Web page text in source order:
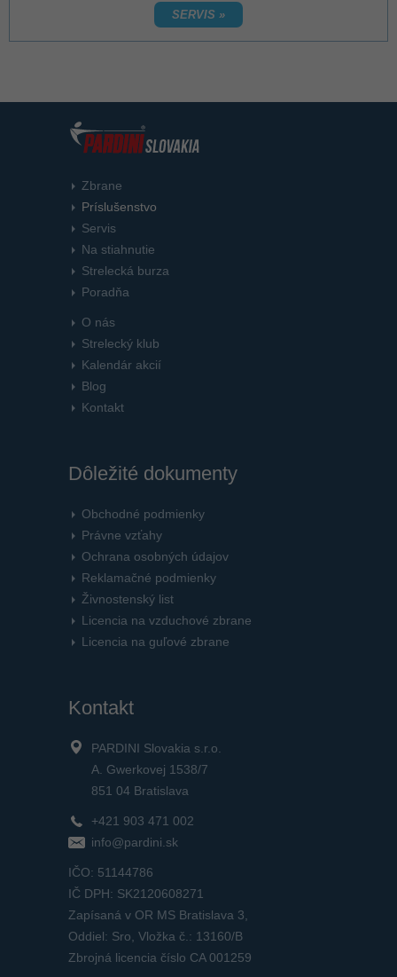
SERVIS »
Zbrane
Príslušenstvo
Servis
Na stiahnutie
Strelecká burza
Poradňa
O nás
Strelecký klub
Kalendár akcií
Blog
Kontakt
Dôležité dokumenty
Obchodné podmienky
Právne vzťahy
Ochrana osobných údajov
Reklamačné podmienky
Živnostenský list
Licencia na vzduchové zbrane
Licencia na guľové zbrane
Kontakt
PARDINI Slovakia s.r.o.
A. Gwerkovej 1538/7
851 04 Bratislava
+421 903 471 002
info@pardini.sk
IČO: 51144786
IČ DPH: SK2120608271
Zapísaná v OR MS Bratislava 3,
Oddiel: Sro, Vložka č.: 13160/B
Zbrojná licencia číslo CA 001259